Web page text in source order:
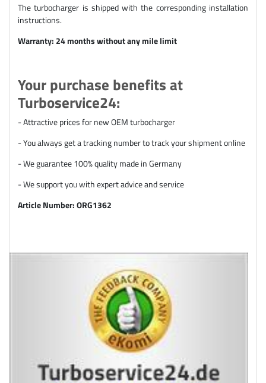
The turbocharger is shipped with the corresponding installation
instructions.
Warranty: 24 months without any mile limit
Your purchase benefits at
Turboservice24:
- Attractive prices for new OEM turbocharger
- You always get a tracking number to track your shipment online
- We guarantee 100% quality made in Germany
- We support you with expert advice and service
Article Number: ORG1362